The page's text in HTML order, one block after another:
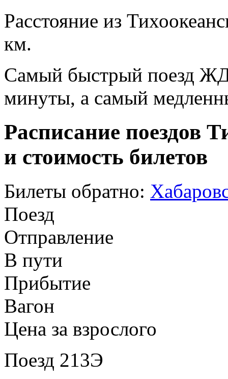
Расстояние из
км.
Самый быстрый поезд ЖД
минуты, а самый
Расписание поездов
и стоимость билетов
Билеты обратно:
Поезд
Отправление
В пути
Прибытие
Вагон
Цена за взрослого
Поезд 213Э